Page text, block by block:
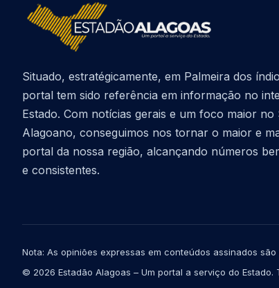
Situado, estratégicamente, em Palmeira dos
portal tem sido referência em informação no
Estado. Com notícias gerais e um foco maior no
Alagoano, conseguimos nos tornar o maior e
portal da nossa região, alcançando números
e consistentes.
Nota: As opiniões expressas em conteúdos assinados
© 2026 Estadão Alagoas – Um portal a serviço do Estado.